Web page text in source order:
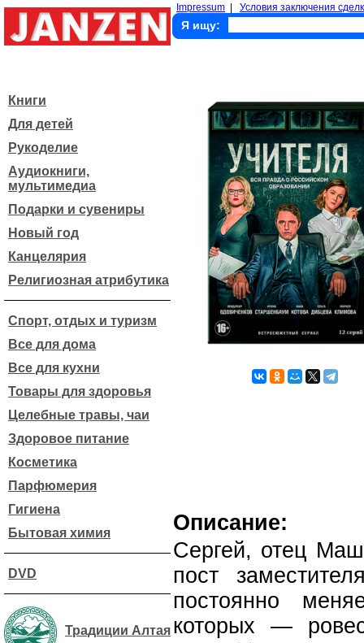
Impressum Условия заключения
Я ищу:
Книги
Для детей
Рукоделие
Аудиокниги,
мультимедиа
Подарки и сувениры
Новый год
Канцелярия
Религиозная атрибутика
Спорт, отдых и туризм
Все для дома
Все для кухни
Товары для здоровья
Целебные травы, чаи
Здоровое питание
Косметика
Парфюмерия
Гигиена
Бытовая химия
DVD
Традиции Алтая
Описание:
Сергей, отец
пост
постоянно
которых —